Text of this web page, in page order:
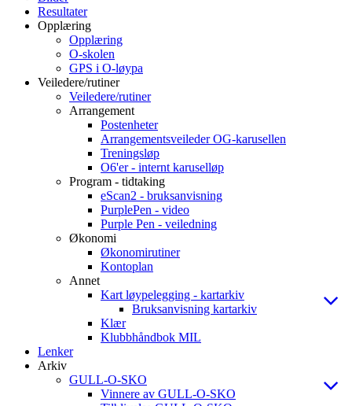
Resultater
Opplæring
Opplæring
O-skolen
GPS i O-løypa
Veiledere/rutiner
Veiledere/rutiner
Arrangement
Postenheter
Arrangementsveileder OG-karusellen
Treningsløp
O6'er - internt karuselløp
Program - tidtaking
eScan2 - bruksanvisning
PurplePen - video
Purple Pen - veiledning
Økonomi
Økonomirutiner
Kontoplan
Annet
Kart løypelegging - kartarkiv
Bruksanvisning kartarkiv
Klær
Klubbhåndbok MIL
Lenker
Arkiv
GULL-O-SKO
Vinnere av GULL-O-SKO